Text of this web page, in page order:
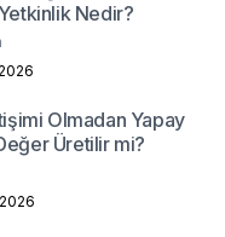
Nedir?
Olmadan Yapay
Üretilir mi?